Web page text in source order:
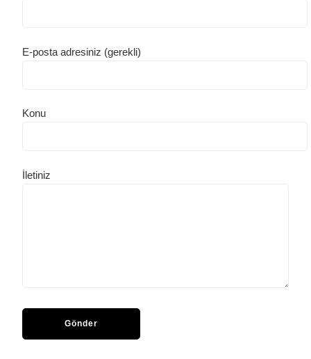
E-posta adresiniz (gerekli)
Konu
İletiniz